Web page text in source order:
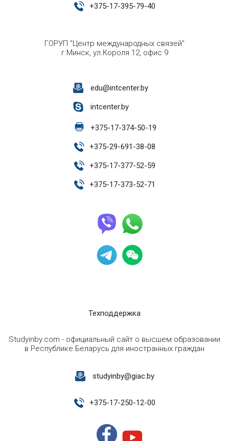
+375-17-395-79-40
ГОРУП "Центр международных связей"
г.Минск, ул.Короля 12, офис 9
edu@intcenter.by
intcenter.by
+375-17-374-50-19
+375-29-691-38-08
+375-17-377-52-59
+375-17-373-52-71
Техподдержка
Studyinby.com - официальный сайт о высшем образовании
в Республике Беларусь для иностранных граждан
studyinby@giac.by
+375-17-250-12-00